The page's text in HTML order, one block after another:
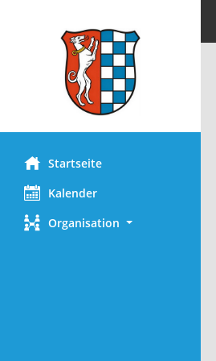
Startseite
Kalender
Organisation